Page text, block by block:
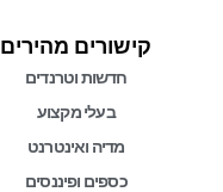
קישורים מהירים
חדשות וטרנדים
בעלי מקצוע
מדיה ואינטרנט
כספים ופיננסים